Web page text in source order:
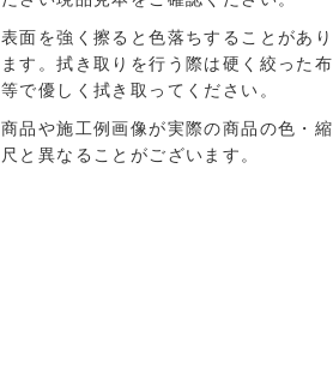
表面を強く擦ると色落ちすることがあり
ます。拭き取りを行う際は硬く絞った布
等で優しく拭き取ってください。
商品や施工例画像が実際の商品の色・縮
尺と異なることがございます。